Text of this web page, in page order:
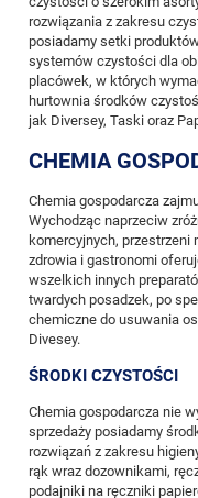
rozwiązania z zakresu
posiadamy setki
systemów czystości dla
placówek, w których
hurtownia środków
jak Diversey, Taski oraz
CHEMIA
Chemia gospodarcza
Wychodząc naprzeciw
komercyjnych, przestrzeni
zdrowia i gastronomi
wszelkich innych
twardych posadzek, po
chemiczne do usuwania
Divesey.
ŚRODKI CZYSTOŚCI
Chemia gospodarcza nie
sprzedaży posiadamy
rozwiązań z zakresu
rąk wraz dozownikami,
podajniki na ręczniki